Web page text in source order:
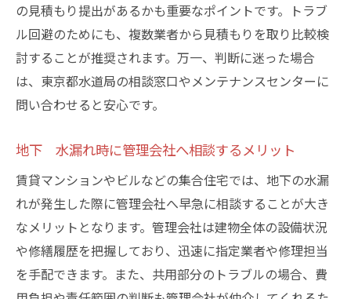
の見積もり提出があるかも重要なポイントです。トラブ
ル回避のためにも、複数業者から見積もりを取り比較検
討することが推奨されます。万一、判断に迷った場合
は、東京都水道局の相談窓口やメンテナンスセンターに
問い合わせると安心です。
地下 水漏れ時に管理会社へ相談するメリット
賃貸マンションやビルなどの集合住宅では、地下の水漏
れが発生した際に管理会社へ早急に相談することが大き
なメリットとなります。管理会社は建物全体の設備状況
や修繕履歴を把握しており、迅速に指定業者や修理担当
を手配できます。また、共用部分のトラブルの場合、費